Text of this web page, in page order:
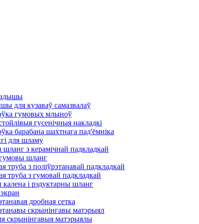
для кузаваў самазвалаў
гумовых млыноў
гусенічныя накладкі
барабана шахтнага пад'ёмніка
для шламу
з керамічнай падкладкай
шланг
труба з поліўрэтанавай падкладкай
труба з гумовай падкладкай
і рэдуктарны шланг
дробная сетка
скрынінгавы матэрыял
скрынінгавыя матэрыялы